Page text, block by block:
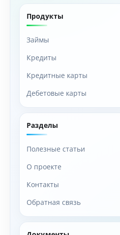
Продукты
Займы
Кредиты
Кредитные карты
Дебетовые карты
Разделы
Полезные статьи
О проекте
Контакты
Обратная связь